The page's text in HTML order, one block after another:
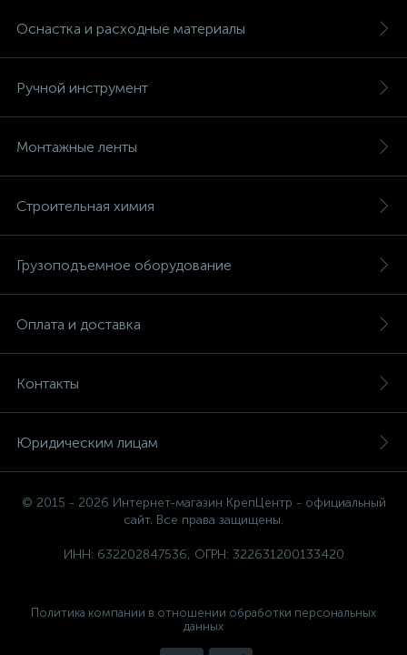
Оснастка и расходные материалы
Ручной инструмент
Монтажные ленты
Строительная химия
Грузоподъемное оборудование
Оплата и доставка
Контакты
Юридическим лицам
© 2015 - 2026 Интернет-магазин КрепЦентр - официальный
сайт. Все права защищены.
ИНН: 632202847536, ОГРН: 322631200133420
Политика компании в отношении обработки персональных
данных